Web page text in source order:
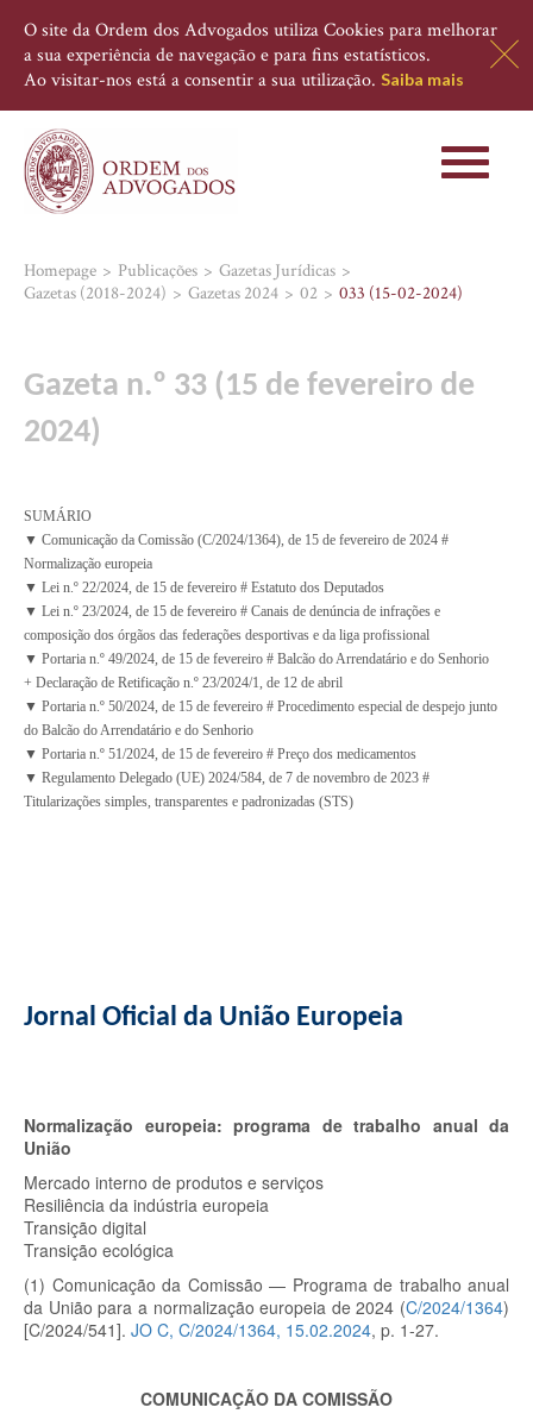
O site da Ordem dos Advogados utiliza Cookies para melhorar
a sua experiência de navegação e para fins estatísticos.
Ao visitar-nos está a consentir a sua utilização. Saiba mais
Toggle
Homepage Publicações
Gazetas Jurídicas
Gazetas (2018-2024)
Gazetas 2024 02 033 (15-02-2024)
Gazeta n.º 33 (15 de fevereiro de
2024)
SUMÁRIO
▼ Comunicação da Comissão (C/2024/1364), de 15 de fevereiro de 2024 #
Normalização europeia
▼ Lei n.º 22/2024, de 15 de fevereiro # Estatuto dos Deputados
▼ Lei n.º 23/2024, de 15 de fevereiro # Canais de denúncia de infrações e
composição dos órgãos das federações desportivas e da liga profissional
▼ Portaria n.º 49/2024, de 15 de fevereiro # Balcão do Arrendatário e do Senhorio
+ Declaração de Retificação n.º 23/2024/1, de 12 de abril
▼ Portaria n.º 50/2024, de 15 de fevereiro # Procedimento especial de despejo junto
do Balcão do Arrendatário e do Senhorio
▼ Portaria n.º 51/2024, de 15 de fevereiro # Preço dos medicamentos
▼ Regulamento Delegado (UE) 2024/584, de 7 de novembro de 2023 #
Titularizações simples, transparentes e padronizadas (STS)
Jornal Oficial da União Europeia
Normalização europeia: programa de trabalho anual da
União
Mercado interno de produtos e serviços
Resiliência da indústria europeia
Transição digital
Transição ecológica
(1) Comunicação da Comissão — Programa de trabalho anual
da União para a normalização europeia de 2024 (C/2024/1364)
[C/2024/541]. JO C, C/2024/1364, 15.02.2024, p. 1-27.
COMUNICAÇÃO DA COMISSÃO